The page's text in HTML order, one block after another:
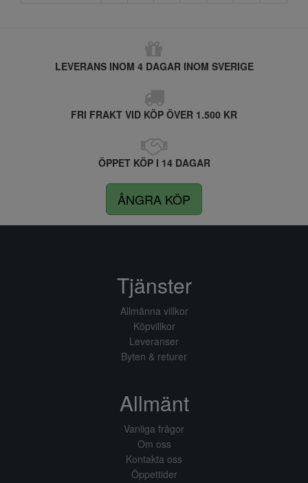
LEVERANS INOM 4 DAGAR INOM SVERIGE
FRI FRAKT VID KÖP ÖVER 1.500 KR
ÖPPET KÖP I 14 DAGAR
ÅNGRA KÖP
Tjänster
Allmänna villkor
Köpvillkor
Leveranser
Byten & returer
Allmänt
Vanliga frågor
Om oss
Kontakta oss
Öppettider